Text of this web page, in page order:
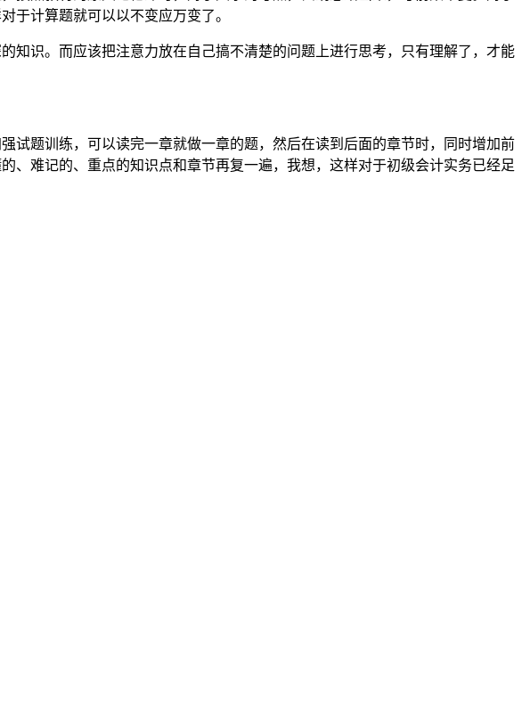
于计算题就可以以不变应万变了。
知识。而应该把注意力放在自己搞不清楚的问题上进行思考，只有理解了，才能
试题训练，可以读完一章就做一章的题，然后在读到后面的章节时，同时增加前
、难记的、重点的知识点和章节再复一遍，我想，这样对于初级会计实务已经足